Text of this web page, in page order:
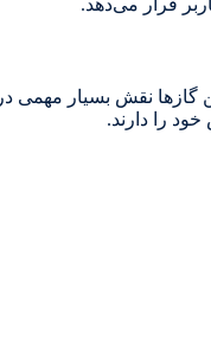
نقش بسیار مهمی در
را دارند.